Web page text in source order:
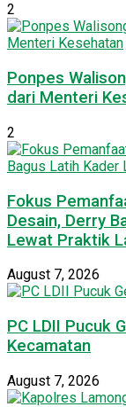
2
Ponpes
dari Menteri
2
Fokus
Desain, Derry
Lewat Praktik
August 7, 2026
PC LDII Pucuk
Kecamatan
August 7, 2026